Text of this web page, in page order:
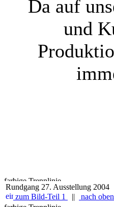
Da auf
und
Rundgang 27. Ausstellung 2004
zum Bild-Teil 1
|| nach oben